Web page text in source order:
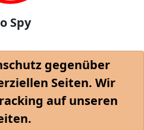
Spy
gegenüber
Seiten. Wir
auf unseren